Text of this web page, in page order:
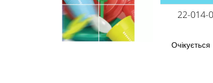
22-014-
Очікується